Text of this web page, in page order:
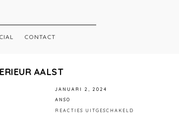
CONTACT
AALST
JANUARI 2, 2024
ANSO
REACTIES UITGESCHAKELD